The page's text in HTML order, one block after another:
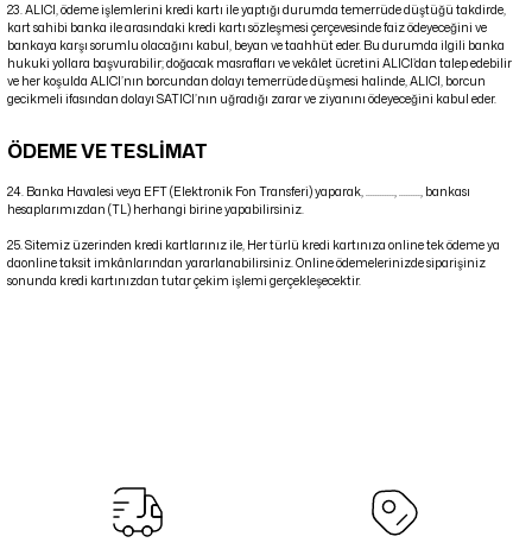
23. ALICI, ödeme işlemlerini kredi kartı ile yaptığı durumda temerrüde düştüğü takdirde,
kart sahibi banka ile arasındaki kredi kartı sözleşmesi çerçevesinde faiz ödeyeceğini ve
bankaya karşı sorumlu olacağını kabul, beyan ve taahhüt eder. Bu durumda ilgili banka
hukuki yollara başvurabilir; doğacak masrafları ve vekâlet ücretini ALICI’dan talep edebilir
ve her koşulda ALICI’nın borcundan dolayı temerrüde düşmesi halinde, ALICI, borcun
gecikmeli ifasından dolayı SATICI’nın uğradığı zarar ve ziyanını ödeyeceğini kabul eder.
ÖDEME VE TESLİMAT
24. Banka Havalesi veya EFT (Elektronik Fon Transferi) yaparak, ............, ........., bankası
hesaplarımızdan (TL) herhangi birine yapabilirsiniz.
25. Sitemiz üzerinden kredi kartlarınız ile, Her türlü kredi kartınıza online tek ödeme ya
daonline taksit imkânlarından yararlanabilirsiniz. Online ödemelerinizde siparişiniz
sonunda kredi kartınızdan tutar çekim işlemi gerçekleşecektir.